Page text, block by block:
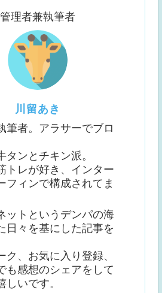
管理者兼執筆者
川留あき
筆者。アラサーでブロ
タンとチキン派。
トレが好き、インター
フィンで構成されてま
ットというデンパの海
日々を基にした記事を
ク、お気に入り登録、
も感想のシェアをして
しいです。